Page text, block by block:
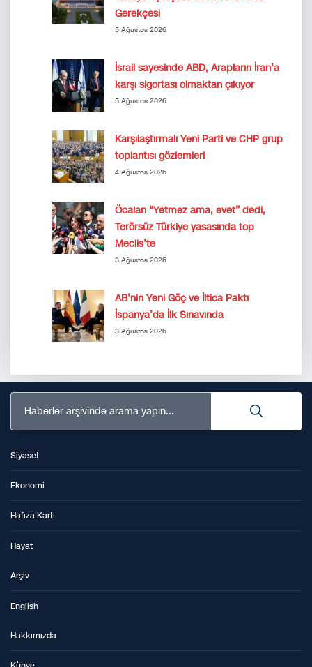
Gerekçesi
5 Ağustos 2026
İsrail sayesinde ABD, Arapların İran’a
karşı sigortası olmaktan çıkıyor
5 Ağustos 2026
Karşılaştırmalı Yeni Parti ve CHP grup
toplantısı gözlemleri
4 Ağustos 2026
Öcalan “Yetmez ama, evet” dedi,
Terörsüz Türkiye yasasında top
Meclis’te
3 Ağustos 2026
AB’nin Yeni Göç ve İltica Paktı
İspanya’da İlk Sınavında
3 Ağustos 2026
Haberler arşivinde arama yapın...
Siyaset
Ekonomi
Hafıza Kartı
Hayat
Arşiv
English
Hakkımızda